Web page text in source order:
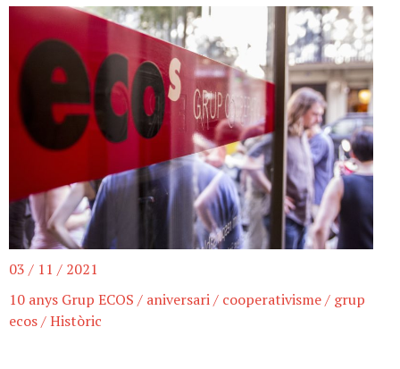
03 / 11 / 2021
10 anys Grup ECOS / aniversari/ cooperativisme/ grup
ecos/Històric